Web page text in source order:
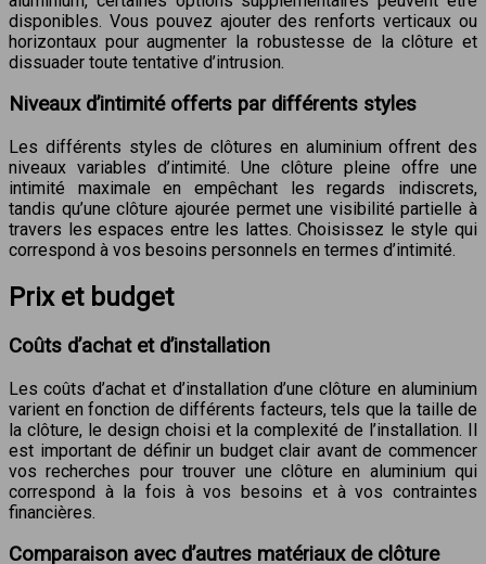
disponibles. Vous pouvez ajouter des renforts verticaux ou
horizontaux pour augmenter la robustesse de la clôture et
dissuader toute tentative d’intrusion.
Niveaux d’intimité offerts par différents styles
Les différents styles de clôtures en aluminium offrent des
niveaux variables d’intimité. Une clôture pleine offre une
intimité maximale en empêchant les regards indiscrets,
tandis qu’une clôture ajourée permet une visibilité partielle à
travers les espaces entre les lattes. Choisissez le style qui
correspond à vos besoins personnels en termes d’intimité.
Prix et budget
Coûts d’achat et d’installation
Les coûts d’achat et d’installation d’une clôture en aluminium
varient en fonction de différents facteurs, tels que la taille de
la clôture, le design choisi et la complexité de l’installation. Il
est important de définir un budget clair avant de commencer
vos recherches pour trouver une clôture en aluminium qui
correspond à la fois à vos besoins et à vos contraintes
financières.
Comparaison avec d’autres matériaux de clôture